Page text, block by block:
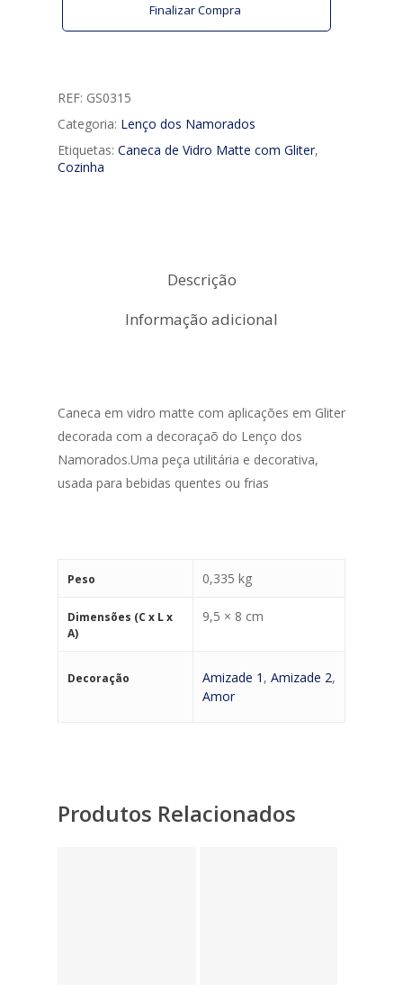
Finalizar Compra
REF: GS0315
Categoria: Lenço dos Namorados
Etiquetas: Caneca de Vidro Matte com Gliter,
Cozinha
Descrição
Informação adicional
Caneca em vidro matte com aplicações em Gliter
decorada com a decoraçaõ do Lenço dos
Namorados.Uma peça utilitária e decorativa,
usada para bebidas quentes ou frias
Peso 0,335 kg
Dimensões (C x L x
A)
9,5 × 8 cm
Decoração Amizade 1 , Amizade 2,
Amor
Produtos Relacionados